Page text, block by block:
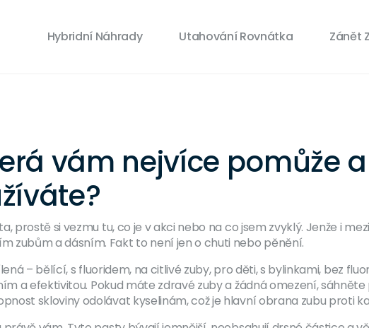
Hybridní Náhrady Utahování Rovnátka Zánět
vám nejvíce pomůže
prostě si vezmu tu, co je v akci nebo na co jsem zvyklý. Jenže i
zubům a dásním. Fakt to není jen o chuti nebo pěnění.
– bělící, s fluoridem, na citlivé zuby, pro děti, s bylinkami, bez
a efektivitou. Pokud máte zdravé zuby a žádná omezení,
skloviny odolávat kyselinám, což je hlavní obrana zubu proti